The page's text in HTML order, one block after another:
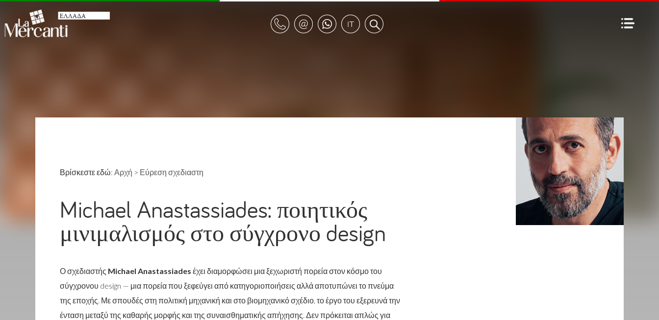
Βρίσκεστε εδώ: Αρχή > Εύρεση σχεδιαστη
Michael Anastassiades: ποιητικός
μινιμαλισμός στο σύγχρονο design
Ο σχεδιαστής Michael Anastassiades έχει διαμορφώσει μια ξεχωριστή πορεία στον κόσμο του
σύγχρονου design — μια πορεία που ξεφεύγει από κατηγοριοποιήσεις αλλά αποτυπώνει το πνεύμα
της εποχής. Με σπουδές στη πολιτική μηχανική και στο βιομηχανικό σχέδιο, το έργο του εξερευνά την
ένταση μεταξύ της καθαρής μορφής και της συναισθηματικής απήχησης. Δεν πρόκειται απλώς για